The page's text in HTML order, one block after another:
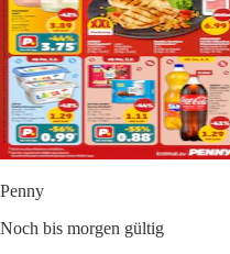
Penny
Noch bis morgen gültig